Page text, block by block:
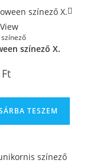
színező
színező X.
Ft
TESZEM